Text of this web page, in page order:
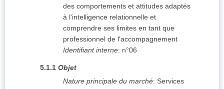
des comportements et attitudes adaptés
à l'intelligence relationnelle et
comprendre ses limites en tant que
professionnel de l'accompagnement
Identifiant interne: n°06
5.1.1 Objet
Nature principale du marché: Services